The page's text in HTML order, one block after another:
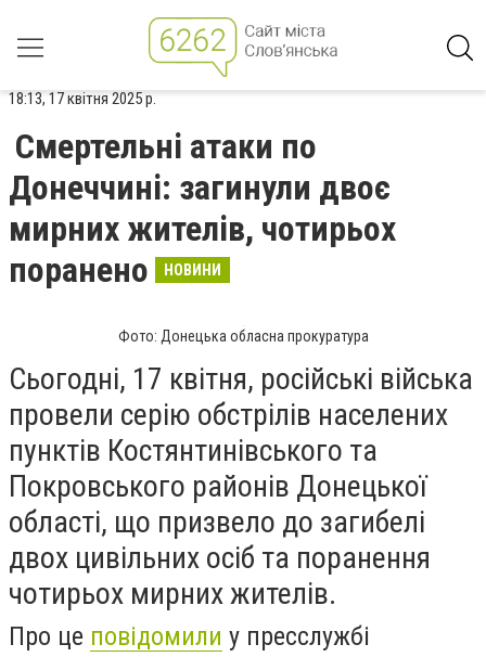
18:13, 17 квітня 2025 р.
Смертельні атаки по
Донеччині: загинули двоє
мирних жителів, чотирьох
поранено
НОВИНИ
Фото: Донецька обласна прокуратура
Сьогодні, 17 квітня, російські війська
провели серію обстрілів населених
пунктів Костянтинівського та
Покровського районів Донецької
області, що призвело до загибелі
двох цивільних осіб та поранення
чотирьох мирних жителів.
Про це повідомили у пресслужбі